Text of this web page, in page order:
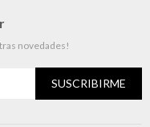
novedades!
SUSCRIBIRME